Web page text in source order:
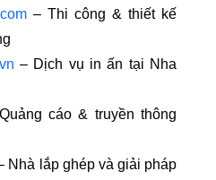
– Thi công & thiết kế
– Dịch vụ in ấn tại Nha
cáo & truyền thông
Nhà lắp ghép và giải pháp